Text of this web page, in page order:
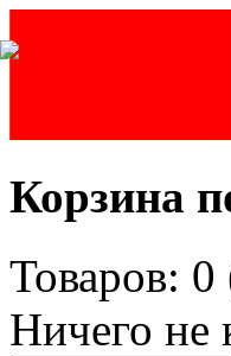
Корзина
Товаров:
Ничего не